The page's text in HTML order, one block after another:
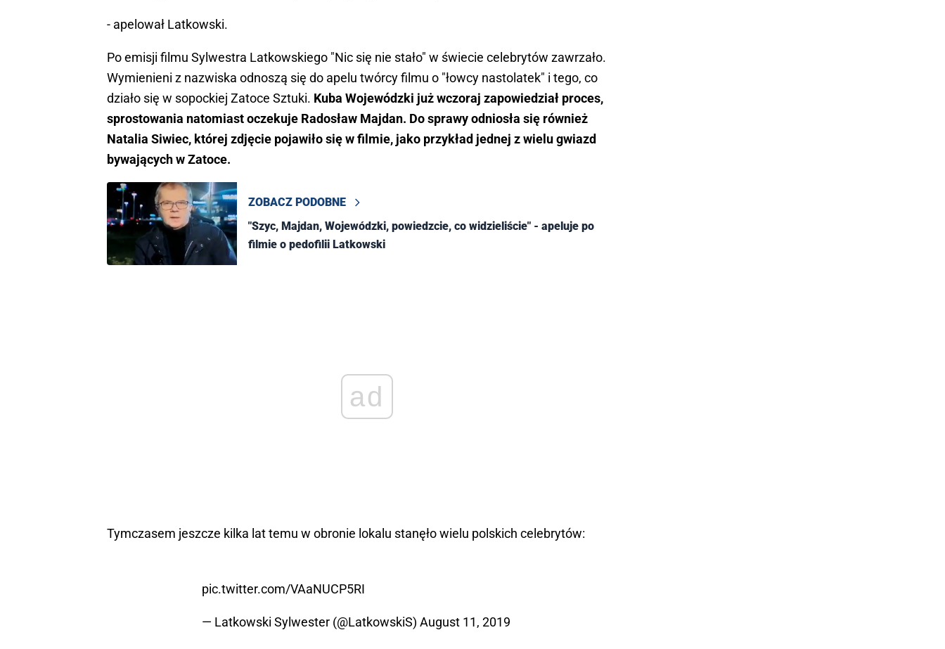
- apelował Latkowski.
Po emisji filmu Sylwestra Latkowskiego "Nic się nie stało" w świecie celebrytów zawrzało.
Wymienieni z nazwiska odnoszą się do apelu twórcy filmu o "łowcy nastolatek" i tego, co
działo się w sopockiej Zatoce Sztuki. Kuba Wojewódzki już wczoraj zapowiedział proces,
sprostowania natomiast oczekuje Radosław Majdan. Do sprawy odniosła się również
Natalia Siwiec, której zdjęcie pojawiło się w filmie, jako przykład jednej z wielu gwiazd
bywających w Zatoce.
ZOBACZ PODOBNE
"Szyc, Majdan, Wojewódzki, powiedzcie, co widzieliście" - apeluje po
filmie o pedofilii Latkowski
ad
Tymczasem jeszcze kilka lat temu w obronie lokalu stanęło wielu polskich celebrytów:
pic.twitter.com/VAaNUCP5RI
— Latkowski Sylwester (@LatkowskiS) August 11, 2019